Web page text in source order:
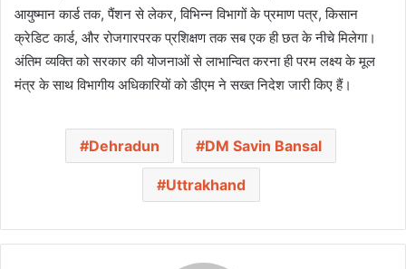
आयुष्मान कार्ड तक, पैंशन से लेकर, विभिन्न विभागों के प्रमाण पत्र, किसान
क्रेडिट कार्ड, और रोजगारपरक प्रशिक्षण तक सब एक ही छत के नीचे मिलेगा।
अंतिम व्यक्ति को सरकार की योजनाओं से लाभान्वित करना ही परम लक्ष्य के मूल
मंत्र के साथ विभागीय अधिकारियों को डीएम ने सख्त निदेश जारी किए हैं।
Dehradun DM Savin Bansal
Uttrakhand